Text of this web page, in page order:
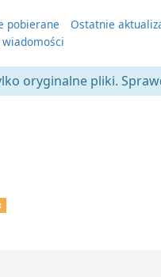
pobierane
Ostatnie
oryginalne pliki.